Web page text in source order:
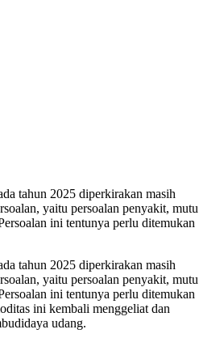
tahun 2025 diperkirakan masih
yaitu persoalan penyakit, mutu
ini tentunya perlu ditemukan
tahun 2025 diperkirakan masih
yaitu persoalan penyakit, mutu
ini tentunya perlu ditemukan
ini kembali menggeliat dan
udang.